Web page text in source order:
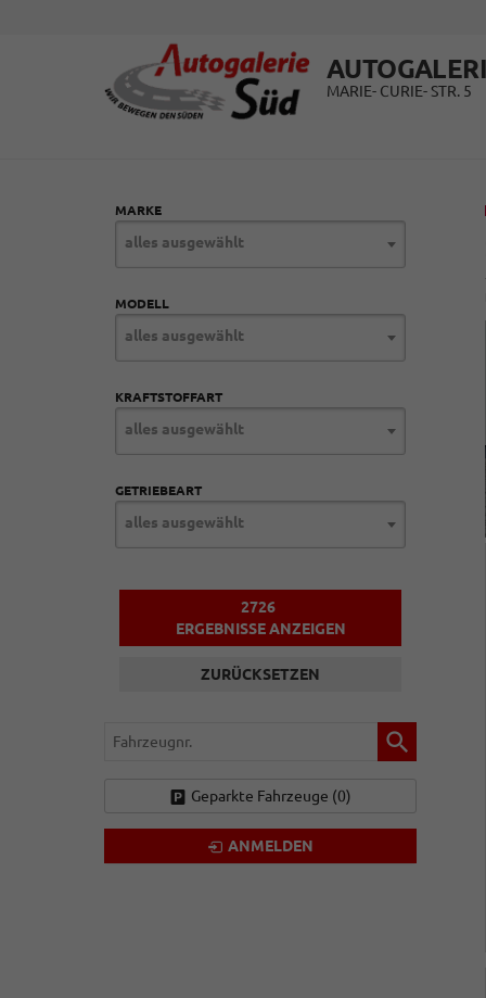
MARIE- CURIE- STR. 5
MARKE
alles ausgewählt
MODELL
alles ausgewählt
KRAFTSTOFFART
alles ausgewählt
GETRIEBEART
alles ausgewählt
2726
ERGEBNISSE ANZEIGEN
ZURÜCKSETZEN
Fahrzeugnr.
Geparkte Fahrzeuge (0)
ANMELDEN